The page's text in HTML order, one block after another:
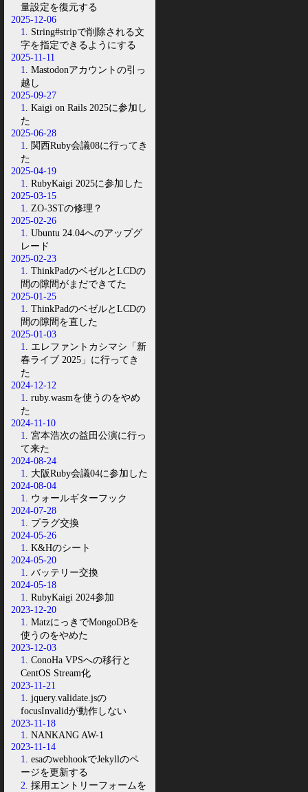
量設定を復元する
2025-12-06
1
. String#stripで削除される文
字を指定できるようにする
2025-11-11
1
. Mastodonアカウントの引っ
越し
2025-09-27
1
. Kaigi on Rails 2025に参加し
た
2025-06-28
1
. 関西Ruby会議08に行ってき
た
2025-04-19
1
. RubyKaigi 2025に参加した
2025-03-15
1
. ZO-3STの修理？
2025-02-26
1
. Ubuntu 24.04へのアップグ
レード
2025-02-23
1
. ThinkPadのベゼルとLCDの
間の隙間がまだできてた
2025-01-25
1
. ThinkPadのベゼルとLCDの
間の隙間を直した
2025-01-03
1
. エレファントカシマシ「新
春ライブ 2025」に行ってき
た
2024-12-12
1
. ruby.wasmを使うのをやめ
た
2024-11-10
1
. 宮本浩次の益田公演に行っ
て来た
2024-08-24
1
. 大阪Ruby会議04に参加した
2024-08-04
1
. ウォールギターフック
2024-07-28
1
. プラグ交換
2024-05-26
1
. K&Hのシート
2024-05-20
1
. バッテリー交換
2024-05-18
1
. RubyKaigi 2024参加
2023-12-20
1
. MatzにっきでMongoDBを
使うのをやめた
2023-12-03
1
. ConoHa VPSへの移行と
CentOS Stream化
2023-11-21
1
. jquery.validate.jsの
focusInvalidが動作しない
2023-11-18
1
. NANKANG AW-1
2023-11-14
1
. esaのwebhookでJekyllのペ
ージを更新する
2 . 採用エントリーフォームを